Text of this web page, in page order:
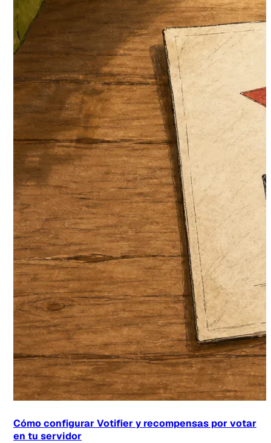
Cómo configurar Votifier y recompensas por votar
en tu servidor